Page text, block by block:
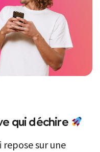
qui déchire
sur une